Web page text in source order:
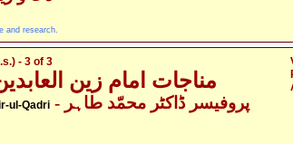
and research.
- 3 of 3
مناجات امام زین العابدین
ul-Qadri - پروفیسر ڈاکٹر محمّد طاہر